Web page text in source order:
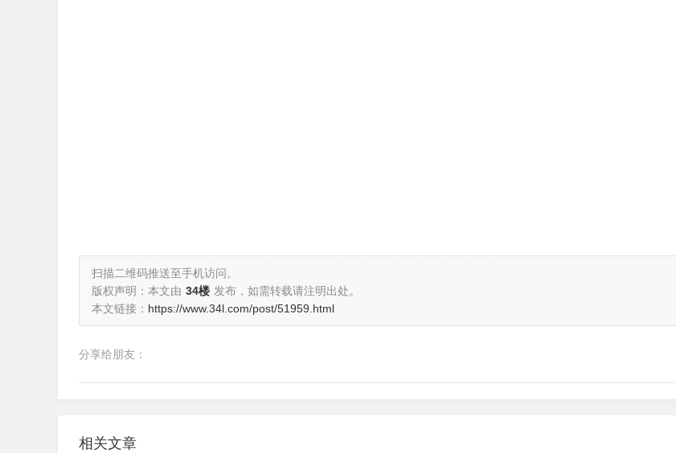
扫描二维码推送至手机访问。
版权声明：本文由 34楼 发布，如需转载请注明出处。
本文链接： https://www.34l.com/post/51959.html
分享给朋友：
相关文章